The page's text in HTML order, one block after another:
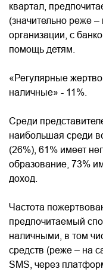
квартал,
(значительно реже
организации, с
помощь детям.
«Регулярные
наличные» - 11%.
Среди
наибольшая среди
(26%), 61% имеет
образование, 73%
доход.
Частота
предпочитаемый
наличными, в том
средств (реже – на
SMS, через